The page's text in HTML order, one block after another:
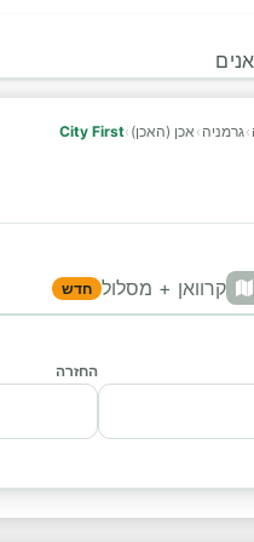
›גרמניה › אכן (האכן) ›
City First
קרוואן + מסלול חדש
החזרה